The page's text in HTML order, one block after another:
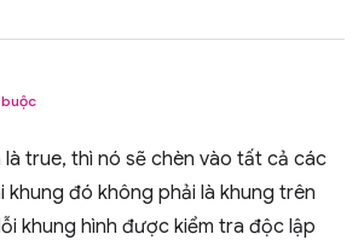
true, thì nó sẽ chèn vào tất cả các
khung đó không phải là khung trên
khung hình được kiểm tra độc lập